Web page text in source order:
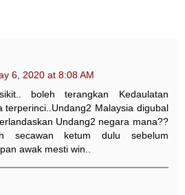
6, 2020 at 8:08 AM
boleh terangkan Kedaulatan
terperinci..Undang2 Malaysia digubal
Undang2 negara mana??
secawan ketum dulu sebelum
awak mesti win..